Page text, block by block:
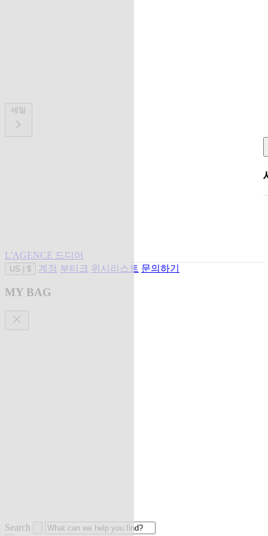
세일
L'AGENCE 드디어
US $ 계정 부티크 위시리스트 문의하기
MY BAG
Search